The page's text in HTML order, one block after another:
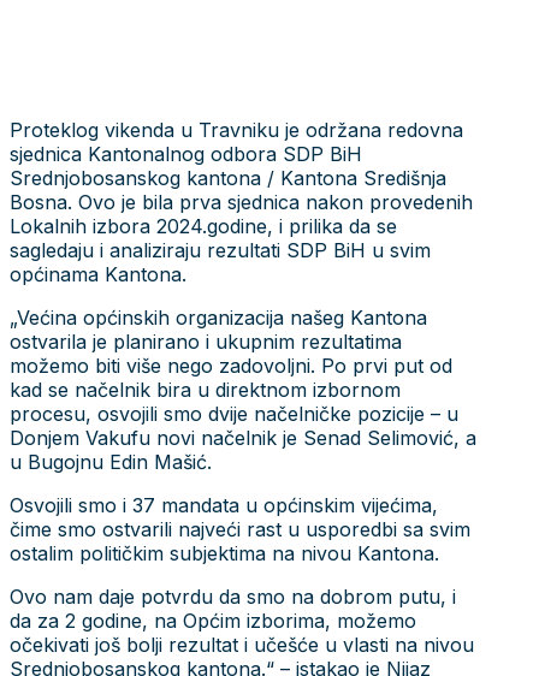
Proteklog vikenda u Travniku je održana redovna
sjednica Kantonalnog odbora SDP BiH
Srednjobosanskog kantona / Kantona Središnja
Bosna. Ovo je bila prva sjednica nakon provedenih
Lokalnih izbora 2024.godine, i prilika da se
sagledaju i analiziraju rezultati SDP BiH u svim
općinama Kantona.
„Većina općinskih organizacija našeg Kantona
ostvarila je planirano i ukupnim rezultatima
možemo biti više nego zadovoljni. Po prvi put od
kad se načelnik bira u direktnom izbornom
procesu, osvojili smo dvije načelničke pozicije – u
Donjem Vakufu novi načelnik je Senad Selimović, a
u Bugojnu Edin Mašić.
Osvojili smo i 37 mandata u općinskim vijećima,
čime smo ostvarili najveći rast u usporedbi sa svim
ostalim političkim subjektima na nivou Kantona.
Ovo nam daje potvrdu da smo na dobrom putu, i
da za 2 godine, na Općim izborima, možemo
očekivati još bolji rezultat i učešće u vlasti na nivou
Srednjobosanskog kantona.“ – istakao je Nijaz